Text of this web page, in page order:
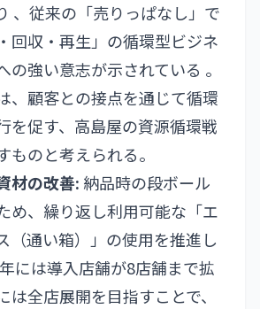
、従来の「売りっぱなし」で
回収・再生」の循環型ビジネ
の強い意志が示されている 。
、顧客との接点を通じて循環
を促す、高島屋の資源循環戦
ものと考えられる。
材の改善: 納品時の段ボール
め、繰り返し利用可能な「エ
（通い箱）」の使用を推進し
には導入店舗が8店舗まで拡
は全店展開を目指すことで、